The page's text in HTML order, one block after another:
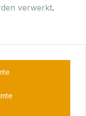
verwerkt.